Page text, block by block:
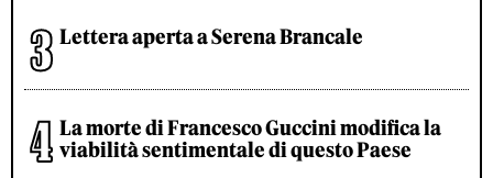
Lettera aperta a Serena Brancale
La morte di Francesco Guccini modifica la
viabilità sentimentale di questo Paese